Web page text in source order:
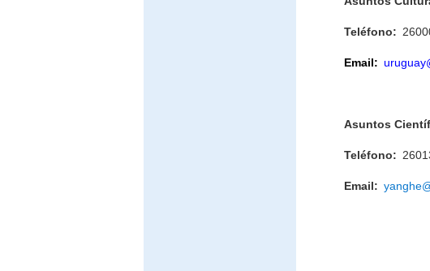
Teléfono:
Email:
Asuntos Cien
Teléfono:
Email: